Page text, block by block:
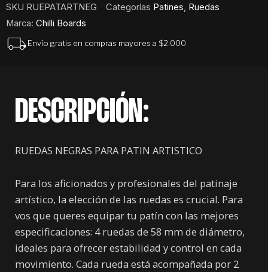
Artistico
58
mm
85A
SKU RUEPATARTNEG Categorías Patines, Ruedas
Marca: Chilli Boards
Envío gratis en compras mayores a $2.000
DESCRIPCIÓN:
RUEDAS NEGRAS PARA PATIN ARTISTICO
Para los aficionados y profesionales del patinaje
artístico, la elección de las ruedas es crucial. Para
vos que queres equipar tu patín con las mejores
especificaciones: 4 ruedas de 58 mm de diámetro,
ideales para ofrecer estabilidad y control en cada
movimiento. Cada rueda está acompañada por 2